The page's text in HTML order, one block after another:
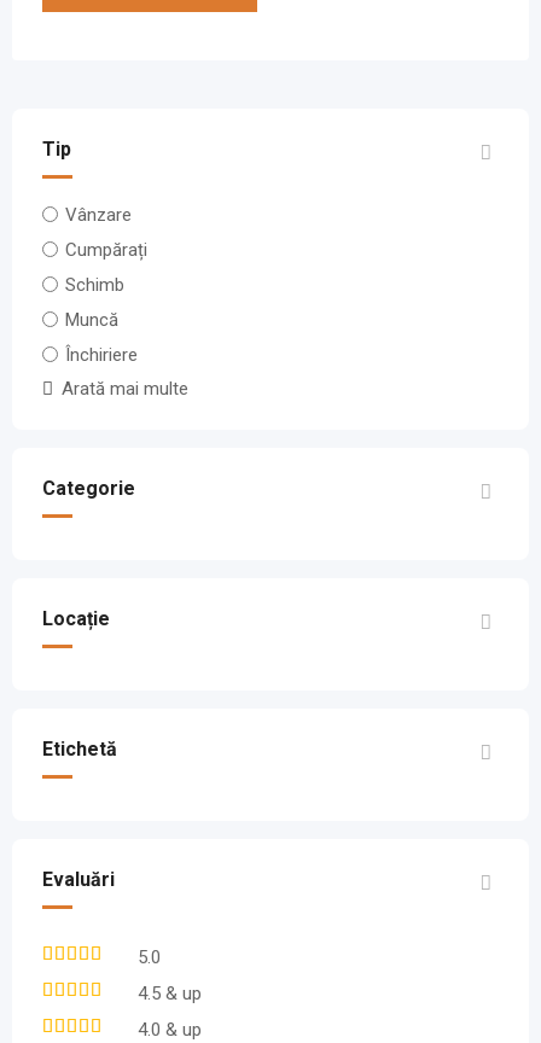
Tip
Vânzare
Cumpărați
Schimb
Muncă
Închiriere
Arată mai multe
Categorie
Locație
Etichetă
Evaluări
5.0
4.5 & up
4.0 & up